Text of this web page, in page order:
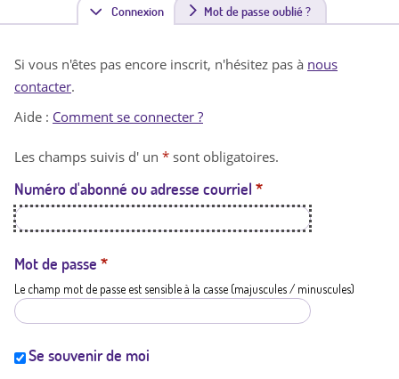
Connexion(
n
t
a
t
i
Mot de passe oublié ?
Si vous n'êtes pas encore inscrit, n'hésitez pas à nous
contacter.
Aide : Comment se connecter ?
Les champs suivis d' un * sont obligatoires.
Numéro d'abonné ou adresse courriel *
Mot de passe *
Le champ mot de passe est sensible à la casse (majuscules / minuscules)
Se souvenir de moi